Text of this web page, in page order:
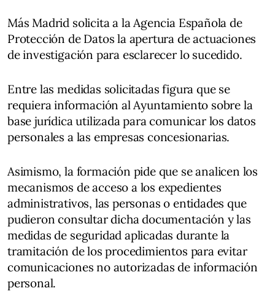
Más Madrid solicita a la Agencia Española de
Protección de Datos la apertura de actuaciones
de investigación para esclarecer lo sucedido.
Entre las medidas solicitadas figura que se
requiera información al Ayuntamiento sobre la
base jurídica utilizada para comunicar los datos
personales a las empresas concesionarias.
Asimismo, la formación pide que se analicen los
mecanismos de acceso a los expedientes
administrativos, las personas o entidades que
pudieron consultar dicha documentación y las
medidas de seguridad aplicadas durante la
tramitación de los procedimientos para evitar
comunicaciones no autorizadas de información
personal.